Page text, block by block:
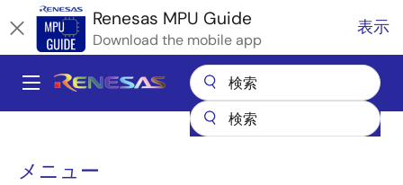
イ
ン
Renesas MPU Guide
Download the mobile app
表示
Main
メニュー
パ
マイクロコントローラとマイクロプロセッサ
株式会社 tiwaki 侵入者検知